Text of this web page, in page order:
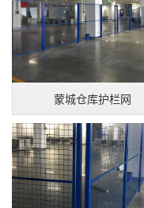
蒙城仓库护栏网